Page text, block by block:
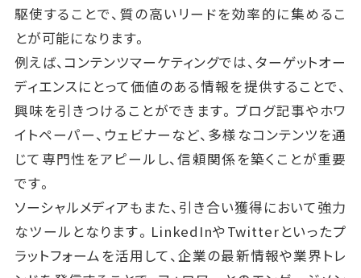
駆使することで、質の高いリードを効率的に集めるこ
とが可能になります。
例えば、コンテンツマーケティングでは、ターゲットオー
ディエンスにとって価値のある情報を提供することで、
興味を引きつけることができます。ブログ記事やホワ
イトペーパー、ウェビナーなど、多様なコンテンツを通
じて専門性をアピールし、信頼関係を築くことが重要
です。
ソーシャルメディアもまた、引き合い獲得において強力
なツールとなります。LinkedInやTwitterといったプ
ラットフォームを活用して、企業の最新情報や業界トレ